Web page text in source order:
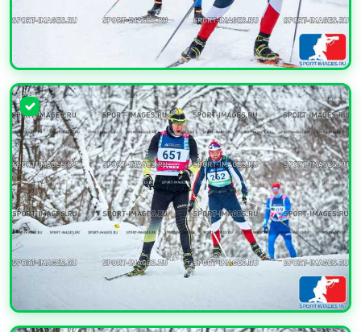
УВЕЛИЧИТЬ
УВЕЛИЧИТЬ